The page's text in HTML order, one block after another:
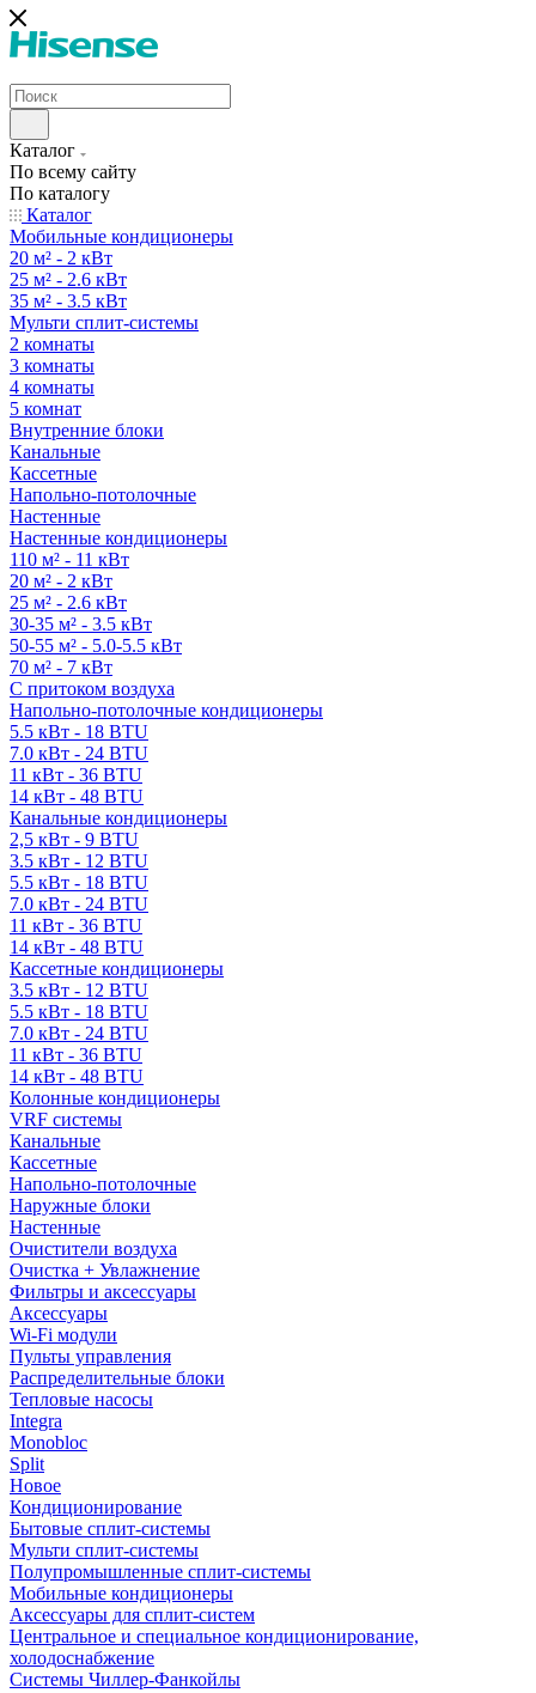
Каталог
По всему сайту
По каталогу
Каталог
Мобильные кондиционеры
20 м² - 2 кВт
25 м² - 2.6 кВт
35 м² - 3.5 кВт
Мульти сплит-системы
2 комнаты
3 комнаты
4 комнаты
5 комнат
Внутренние блоки
Канальные
Кассетные
Напольно-потолочные
Настенные
Настенные кондиционеры
110 м² - 11 кВт
20 м² - 2 кВт
25 м² - 2.6 кВт
30-35 м² - 3.5 кВт
50-55 м² - 5.0-5.5 кВт
70 м² - 7 кВт
С притоком воздуха
Напольно-потолочные кондиционеры
5.5 кВт - 18 BTU
7.0 кВт - 24 BTU
11 кВт - 36 BTU
14 кВт - 48 BTU
Канальные кондиционеры
2,5 кВт - 9 BTU
3.5 кВт - 12 BTU
5.5 кВт - 18 BTU
7.0 кВт - 24 BTU
11 кВт - 36 BTU
14 кВт - 48 BTU
Кассетные кондиционеры
3.5 кВт - 12 BTU
5.5 кВт - 18 BTU
7.0 кВт - 24 BTU
11 кВт - 36 BTU
14 кВт - 48 BTU
Колонные кондиционеры
VRF системы
Канальные
Кассетные
Напольно-потолочные
Наружные блоки
Настенные
Очистители воздуха
Очистка + Увлажнение
Фильтры и аксессуары
Аксессуары
Wi-Fi модули
Пульты управления
Распределительные блоки
Тепловые насосы
Integra
Monobloc
Split
Новое
Кондиционирование
Бытовые сплит-системы
Мульти сплит-системы
Полупромышленные сплит-системы
Мобильные кондиционеры
Аксессуары для сплит-систем
Центральное и специальное кондиционирование,
холодоснабжение
Системы Чиллер-Фанкойлы